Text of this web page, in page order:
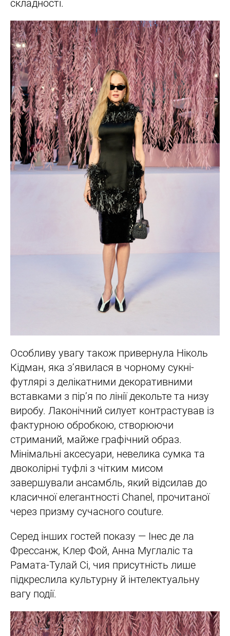
складності.
Особливу увагу також привернула Ніколь
Кідман, яка з’явилася в чорному сукні-
футлярі з делікатними декоративними
вставками з пір’я по лінії декольте та низу
виробу. Лаконічний силует контрастував із
фактурною обробкою, створюючи
стриманий, майже графічний образ.
Мінімальні аксесуари, невелика сумка та
двоколірні туфлі з чітким мисом
завершували ансамбль, який відсилав до
класичної елегантності Chanel, прочитаної
через призму сучасного couture.
Серед інших гостей показу — Інес де ла
Фрессанж, Клер Фой, Анна Муглаліс та
Рамата-Тулай Сі, чия присутність лише
підкреслила культурну й інтелектуальну
вагу події.